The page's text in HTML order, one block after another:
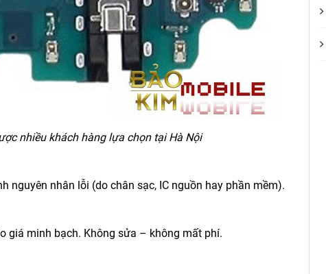
nhiều khách hàng lựa chọn tại Hà Nội
nguyên nhân lỗi (do chân sạc, IC nguồn hay phần mềm).
giá minh bạch. Không sửa – không mất phí.